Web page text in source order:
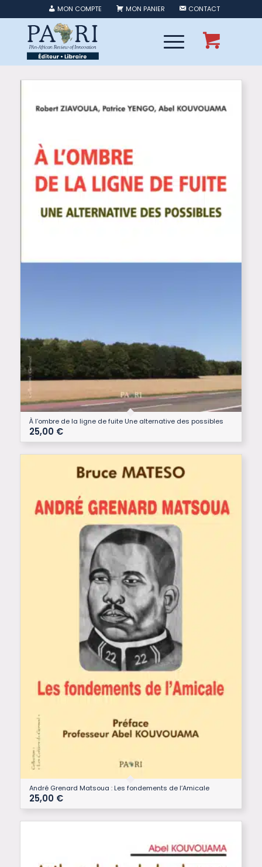
MON COMPTE MON PANIER CONTACT
À l’ombre de la ligne de fuite Une alternative des possibles
25,00 €
André Grenard Matsoua : Les fondements de l’Amicale
25,00 €